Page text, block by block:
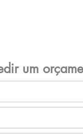
um